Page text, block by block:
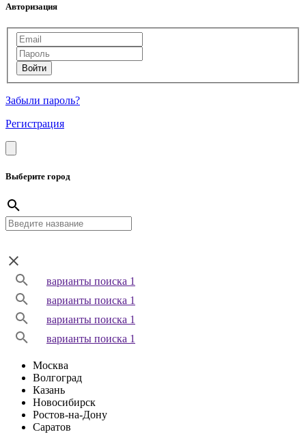
Авторизация
Забыли пароль?
Регистрация
Выберите город
варианты поиска 1
варианты поиска 1
варианты поиска 1
варианты поиска 1
Москва
Волгоград
Казань
Новосибирск
Ростов-на-Дону
Саратов